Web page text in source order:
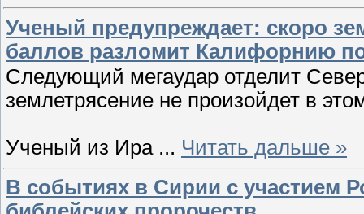
Ученый предупреждает: скоро
баллов разломит Калифорнию
Следующий мегаудар отделит
землетрясение не произойдет в
Ученый из Ира ... Читать дальше »
В событиях в Сирии с участием